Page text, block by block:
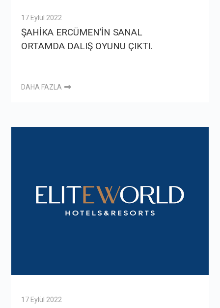
17 Eylül 2022
ŞAHİKA ERCÜMEN’İN SANAL
ORTAMDA DALIŞ OYUNU ÇIKTI.
DAHA FAZLA
17 Eylül 2022